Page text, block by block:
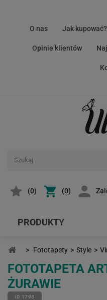
O nas Jak kupować?
Opinie klientów
(0) (0)
PRODUKTY
> Fototapety > Style >
FOTOTAPETA
ŻURAWIE
ID 1798